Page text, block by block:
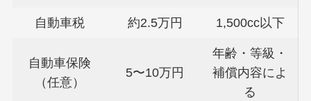
自動車税 約2.5万円 1,500cc以下
自動車保険
（任意）
5〜10万円
年齢・等級・
補償内容によ
る